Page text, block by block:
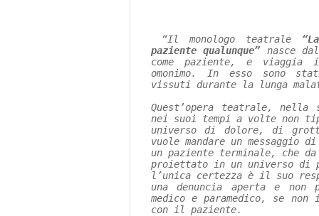
“Il monologo teatrale
paziente qualunque” nasce
come paziente, e
omonimo. In esso sono
vissuti durante la lunga
Quest’opera teatrale,
nei suoi tempi a volte non
universo di dolore, di
vuole mandare un
un paziente terminale, che
proiettato in un universo di
l’unica certezza è il suo
una denuncia aperta e
medico e paramedico, se
con il paziente.